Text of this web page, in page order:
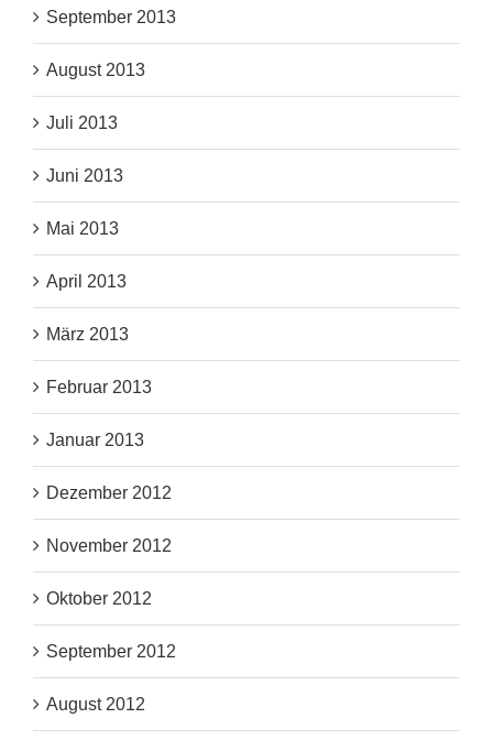
September 2013
August 2013
Juli 2013
Juni 2013
Mai 2013
April 2013
März 2013
Februar 2013
Januar 2013
Dezember 2012
November 2012
Oktober 2012
September 2012
August 2012